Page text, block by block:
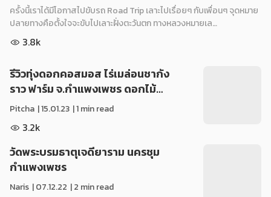
ครั้งนี้เราได้มีโอกาสไปขับรถ Road Trip เลาะไปเรื่อยๆ กับเพื่อนๆ จุดหมาย
ปลายทางคือตั้งใจจะขับไปเลาะฝั่งตะวันตก ทางหลวงหมายเล…
3.8k
รีวิวทุ่งดอกคอสมอส ไร่เมล่อนชากัง
ราว ฟาร์ม จ.กำแพงเพชร ดอกไม้…
Pitcha |15.01.23 | 1 min read
3.2k
วัดพระบรมธาตุเจดียาราม นครชุม
กำแพงเพชร
Naris |07.12.22 | 2 min read